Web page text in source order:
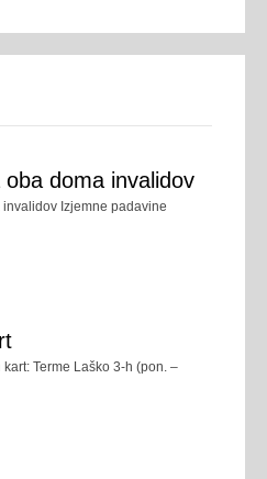
doma invalidov
Izjemne padavine
Terme Laško 3-h (pon. –